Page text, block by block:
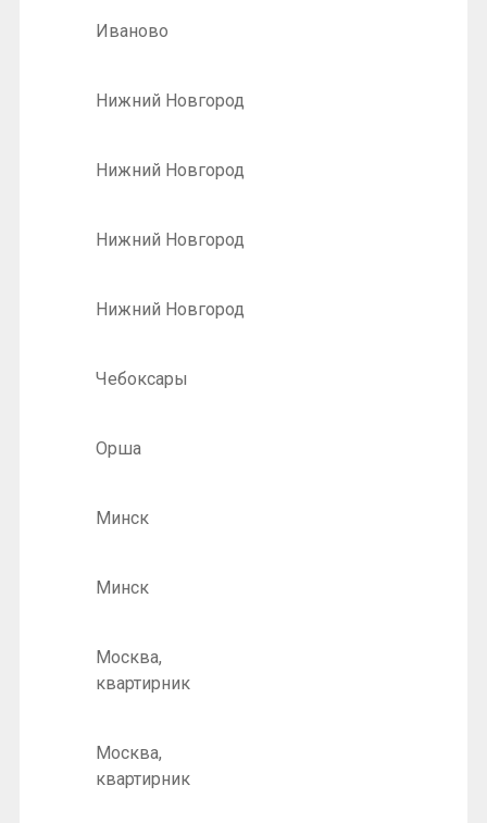
Иваново
Нижний Новгород
Нижний Новгород
Нижний Новгород
Нижний Новгород
Чебоксары
Орша
Минск
Минск
Москва,
квартирник
Москва,
квартирник